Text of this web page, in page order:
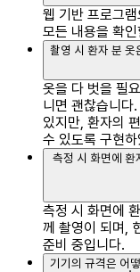
웹 기반 프로그
모든 내용을 확
촬영 시 환자 분 옷
옷을 다 벗을 필
니면 괜찮습니다.
있지만, 환자의
수 있도록 구현
측정 시 화면에 환
측정 시 화면에
께 촬영이 되며,
준비 중입니다.
기기의 규격은 어